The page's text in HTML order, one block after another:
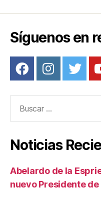
o
k
Síguenos en
Noticias
Abelardo de la
nuevo Presidente